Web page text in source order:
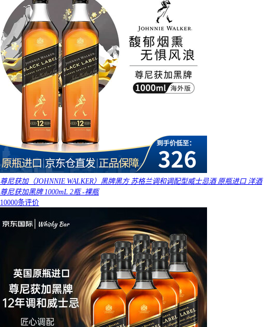
尊尼获加（JOHNNIE WALKER）黑牌黑方 苏格兰调和调配型威士忌酒 原瓶进口 洋酒
尊尼获加黑牌 1000mL 2瓶 -裸瓶
10000条评价